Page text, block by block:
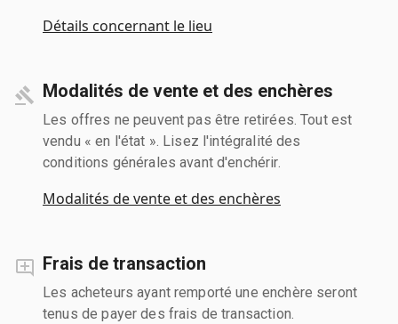
Détails concernant le lieu
Modalités de vente et des enchères
Les offres ne peuvent pas être retirées. Tout est
vendu « en l'état ». Lisez l'intégralité des
conditions générales avant d'enchérir.
Modalités de vente et des enchères
Frais de transaction
Les acheteurs ayant remporté une enchère seront
tenus de payer des frais de transaction.